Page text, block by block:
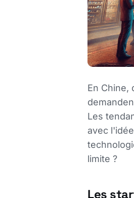
En Chine,
Les
avec
limite ?
Les